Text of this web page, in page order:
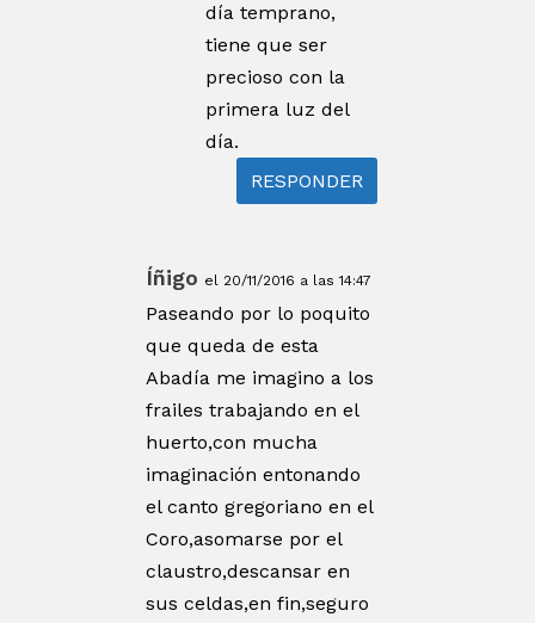
día temprano,
tiene que ser
precioso con la
primera luz del
día.
RESPONDER
Íñigo el 20/11/2016 a las 14:47
Paseando por lo poquito
que queda de esta
Abadía me imagino a los
frailes trabajando en el
huerto,con mucha
imaginación entonando
el canto gregoriano en el
Coro,asomarse por el
claustro,descansar en
sus celdas,en fin,seguro